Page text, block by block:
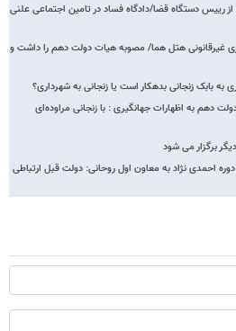
رییس دستگاه قضا/دادگاه فساد در تامین اجتماعی علنی
غیرقانونی هتل هما/ مصوبه هیات دولت دهم را داشت و
به بابک زنجانی بدهکار است یا زنجانی به شهرداری؟
دهم به اظهارات جهانگیری : با زنجانی مراوده‌ای
برگزار می شود
احمدی نژاد به معاون اول روحانی: دولت قبل ارتباطی